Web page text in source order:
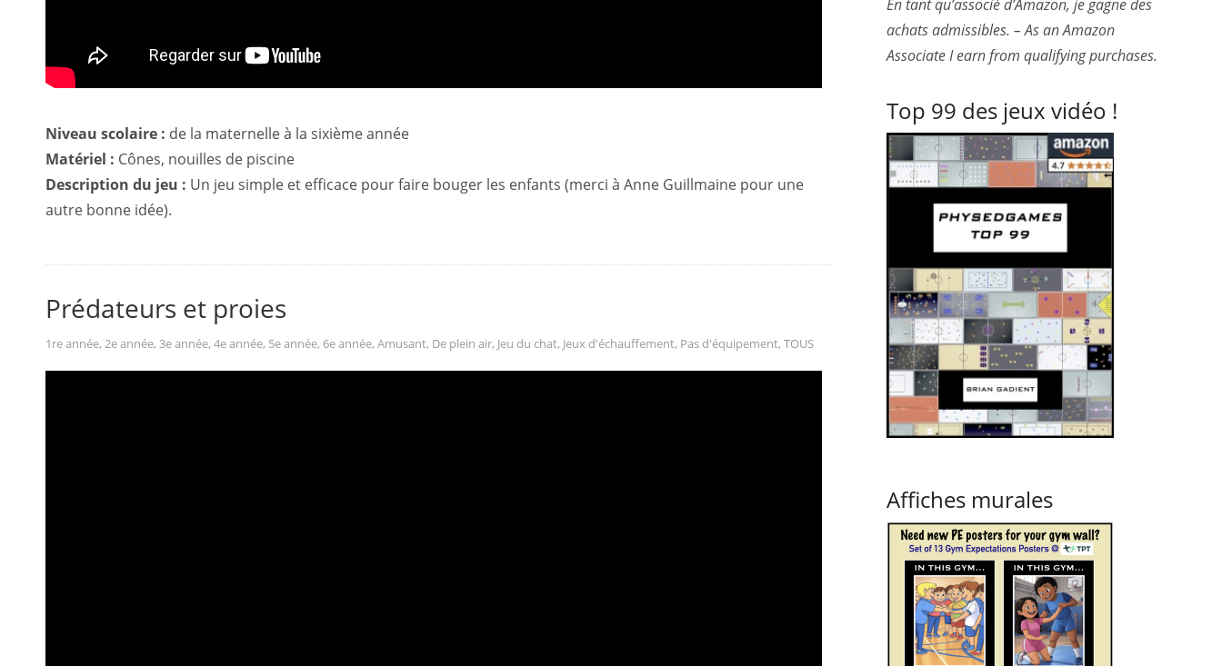
Niveau scolaire : de la maternelle à la sixième année
Matériel : Cônes, nouilles de piscine
Description du jeu : Un jeu simple et efficace pour faire bouger les enfants (merci à Anne Guillmaine pour une
autre bonne idée).
Prédateurs et proies
1re année, 2e année, 3e année, 4e année, 5e année, 6e année, Amusant, De plein air, Jeu du chat, Jeux d'échauffement, Pas d'équipement, TOUS
En tant qu’associé d’Amazon, je gagne des
achats admissibles. – As an Amazon
Associate I earn from qualifying purchases.
Top 99 des jeux vidéo !
Affiches murales